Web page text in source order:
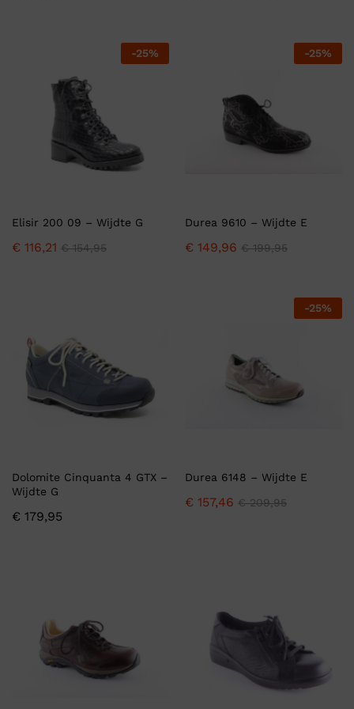
-25%
Elisir 200 09 – Wijdte G
€ 116,21 €154,95
-25%
Durea 9610 – Wijdte E
€ 149,96 €199,95
Dolomite Cinquanta 4 GTX –
Wijdte G
€ 179,95
-25%
Durea 6148 – Wijdte E
€ 157,46 €209,95